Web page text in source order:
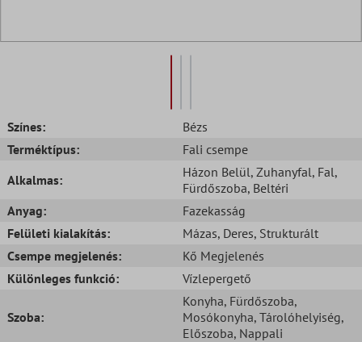
Színes:
Bézs
Terméktípus:
Fali csempe
Alkalmas:
Házon Belül, Zuhanyfal, Fal,
Fürdőszoba, Beltéri
Anyag:
Fazekasság
Felületi kialakítás:
Mázas, Deres, Strukturált
Csempe megjelenés:
Kő Megjelenés
Különleges funkció:
Vízlepergető
Szoba:
Konyha, Fürdőszoba,
Mosókonyha, Tárolóhelyiség,
Előszoba, Nappali